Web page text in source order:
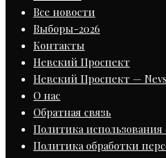
Все новости
Выборы-2026
Контакты
Невский Проспект
Невский Проспект —
О нас
Обратная связь
Политика использования
Политика обработки